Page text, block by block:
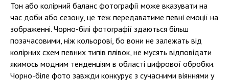
Тон або колірний баланс фотографії може вказувати на
час доби або сезону, це теж передаватиме певні емоції на
зображенні. Чорно-білі фотографії здаються більш
позачасовими, ніж кольорові, бо вони не залежать від
колірних схем певних типів плівок, не мусять відповідати
якимось модним тенденціям в області цифрової обробки.
Чорно-біле фото завжди конкурує з сучасними віяннями у